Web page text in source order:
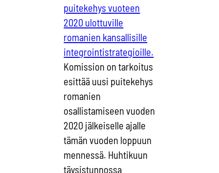
puitekehys vuoteen
2020 ulottuville
romanien kansallisille
integrointistrategioille.
Komission on tarkoitus
esittää uusi puitekehys
romanien
osallistamiseen vuoden
2020 jälkeiselle ajalle
tämän vuoden loppuun
mennessä. Huhtikuun
täysistunnossa